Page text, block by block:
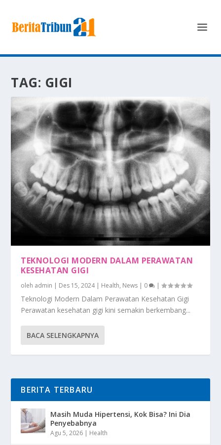
TAG: GIGI
TEKNOLOGI MODERN DALAM PERAWATAN
KESEHATAN GIGI
oleh admin | Des 15, 2024| Health, News | 0 |
Teknologi Modern Dalam Perawatan Kesehatan Gigi
Perawatan kesehatan gigi kini semakin berkembang...
BACA SELENGKAPNYA
BERITA TERBARU
Masih Muda Hipertensi, Kok Bisa? Ini Dia
Penyebabnya
Agu 5, 2026 | Health